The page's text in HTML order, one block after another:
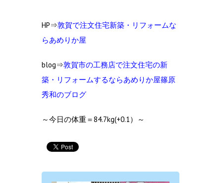
HP⇒敦賀で注文住宅新築・リフォームな
らあめりか屋
blog⇒敦賀市の工務店で注文住宅の新
築・リフォームするならあめりか屋篠原
秀和のブログ
～今日の体重＝84.7kg(+0.1）～